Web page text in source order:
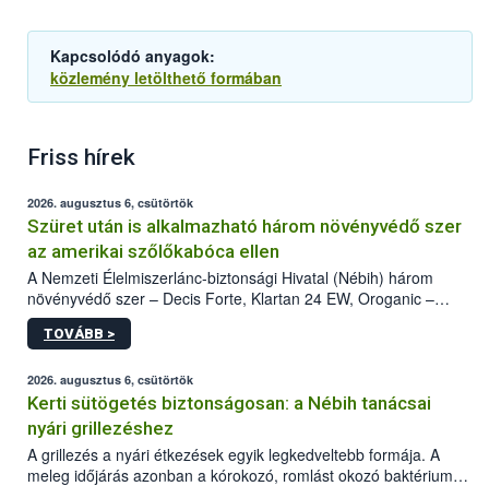
Kapcsolódó anyagok:
közlemény letölthető formában
Friss hírek
2026. augusztus 6, csütörtök
Szüret után is alkalmazható három növényvédő szer
az amerikai szőlőkabóca ellen
A Nemzeti Élelmiszerlánc-biztonsági Hivatal (Nébih) három
növényvédő szer – Decis Forte, Klartan 24 EW, Oroganic –
engedélyokiratát módosította, így azok a szüretet követően,
egészen a vesszőérettség (BBCH 91) stádiumáig
érésű szőlőkben is legyen lehetőség a károsító elleni további
védekezésre. Az Oroganic készítmény kis kiszerelésben kiskerti
felhasználók számára is elérhető és ökológiai termesztésben is
engedélyezett.
TOVÁBB >
2026. augusztus 6, csütörtök
Kerti sütögetés biztonságosan: a Nébih tanácsai
nyári grillezéshez
A grillezés a nyári étkezések egyik legkedveltebb formája. A
meleg időjárás azonban a kórokozó, romlást okozó baktériumok